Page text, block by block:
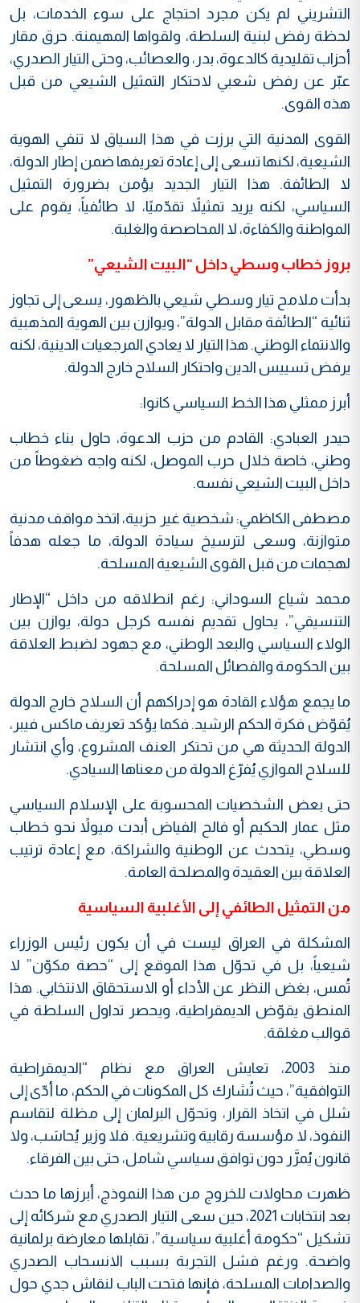
التشريني لم يكن مجرد احتجاج على سوء الخدمات، بل
لحظة رفض لبنية السلطة، ولقواها المهيمنة. حرق مقار
أحزاب تقليدية كالدعوة، بدر، والعصائب، وحتى التيار الصدري،
عبّر عن رفض شعبي لاحتكار التمثيل الشيعي من قبل
هذه القوى.
القوى المدنية التي برزت في هذا السياق لا تنفي الهوية
الشيعية، لكنها تسعى إلى إعادة تعريفها ضمن إطار الدولة،
لا الطائفة. هذا التيار الجديد يؤمن بضرورة التمثيل
السياسي، لكنه يريد تمثيلاً تقدّميًا، لا طائفياً، يقوم على
المواطنة والكفاءة، لا المحاصصة والغلبة.
بروز خطاب وسطي داخل “البيت الشيعي”
بدأت ملامح تيار وسطي شيعي بالظهور، يسعى إلى تجاوز
ثنائية “الطائفة مقابل الدولة”، ويوازن بين الهوية المذهبية
والانتماء الوطني. هذا التيار لا يعادي المرجعيات الدينية، لكنه
يرفض تسييس الدين واحتكار السلاح خارج الدولة.
أبرز ممثلي هذا الخط السياسي كانوا:
حيدر العبادي: القادم من حزب الدعوة، حاول بناء خطاب
وطني، خاصة خلال حرب الموصل، لكنه واجه ضغوطاً من
داخل البيت الشيعي نفسه.
مصطفى الكاظمي: شخصية غير حزبية، اتخذ مواقف مدنية
متوازنة، وسعى لترسيخ سيادة الدولة، ما جعله هدفاً
لهجمات من قبل القوى الشيعية المسلحة.
محمد شياع السوداني: رغم انطلاقه من داخل “الإطار
التنسيقي”، يحاول تقديم نفسه كرجل دولة، يوازن بين
الولاء السياسي والبعد الوطني، مع جهود لضبط العلاقة
بين الحكومة والفصائل المسلحة.
ما يجمع هؤلاء القادة هو إدراكهم أن السلاح خارج الدولة
يُقوّض فكرة الحكم الرشيد. فكما يؤكد تعريف ماكس فيبر،
الدولة الحديثة هي من تحتكر العنف المشروع، وأي انتشار
للسلاح الموازي يُفرّغ الدولة من معناها السيادي.
حتى بعض الشخصيات المحسوبة على الإسلام السياسي
مثل عمار الحكيم أو فالح الفياض أبدت ميولاً نحو خطاب
وسطي، يتحدث عن الوطنية والشراكة، مع إعادة ترتيب
العلاقة بين العقيدة والمصلحة العامة.
من التمثيل الطائفي إلى الأغلبية السياسية
المشكلة في العراق ليست في أن يكون رئيس الوزراء
شيعياً، بل في تحوّل هذا الموقع إلى “حصة مكوّن” لا
تُمس، بغض النظر عن الأداء أو الاستحقاق الانتخابي. هذا
المنطق يقوّض الديمقراطية، ويحصر تداول السلطة في
قوالب مغلقة.
منذ 2003، تعايش العراق مع نظام “الديمقراطية
التوافقية”، حيث تُشارك كل المكونات في الحكم، ما أدّى إلى
شلل في اتخاذ القرار، وتحوّل البرلمان إلى مظلة لتقاسم
النفوذ، لا مؤسسة رقابية وتشريعية. فلا وزير يُحاسَب، ولا
قانون يُمرَّر دون توافق سياسي شامل، حتى بين الفرقاء.
ظهرت محاولات للخروج من هذا النموذج، أبرزها ما حدث
بعد انتخابات 2021، حين سعى التيار الصدري مع شركائه إلى
تشكيل “حكومة أغلبية سياسية”، تقابلها معارضة برلمانية
واضحة. ورغم فشل التجربة بسبب الانسحاب الصدري
والصدامات المسلحة، فإنها فتحت الباب لنقاش جدي حول